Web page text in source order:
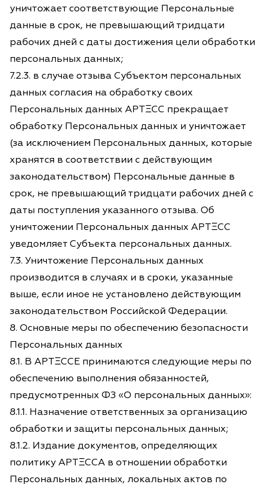
уничтожает соответствующие Персональные
данные в срок, не превышающий тридцати
рабочих дней с даты достижения цели обработки
персональных данных;
7.2.3. в случае отзыва Субъектом персональных
данных согласия на обработку своих
Персональных данных АРТΞСС прекращает
обработку Персональных данных и уничтожает
(за исключением Персональных данных, которые
хранятся в соответствии с действующим
законодательством) Персональные данные в
срок, не превышающий тридцати рабочих дней с
даты поступления указанного отзыва. Об
уничтожении Персональных данных АРТΞСС
уведомляет Субъекта персональных данных.
7.3. Уничтожение Персональных данных
производится в случаях и в сроки, указанные
выше, если иное не установлено действующим
законодательством Российской Федерации.
8. Основные меры по обеспечению безопасности
Персональных данных
8.1. В АРТΞССЕ принимаются следующие меры по
обеспечению выполнения обязанностей,
предусмотренных ФЗ «О персональных данных»:
8.1.1. Назначение ответственных за организацию
обработки и защиты персональных данных;
8.1.2. Издание документов, определяющих
политику АРТΞССА в отношении обработки
Персональных данных, локальных актов по